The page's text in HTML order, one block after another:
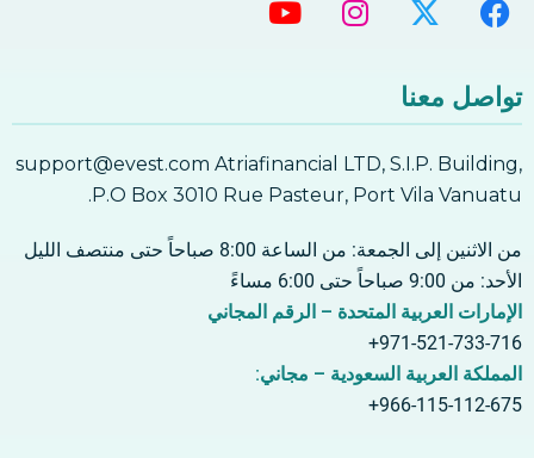
تواصل معنا
support@evest.com Atriafinancial LTD, S.I.P. Building,
P.O Box 3010 Rue Pasteur, Port Vila Vanuatu.
من الاثنين إلى الجمعة: من الساعة 8:00 صباحاً حتى منتصف الليل
الأحد: من 9:00 صباحاً حتى 6:00 مساءً
الإمارات العربية المتحدة – الرقم المجاني
971-521-733-716+
المملكة العربية السعودية – مجاني:
966-115-112-675+